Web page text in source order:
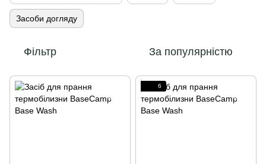
Засоби догляду
Фільтр За популярністю
6